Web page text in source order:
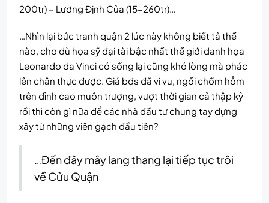
200tr) – Lương Định Của (15-260tr)…
…Nhìn lại bức tranh quận 2 lúc này không biết tả thế
nào, cho dù họa sỹ đại tài bậc nhất thế giới danh họa
Leonardo da Vinci có sống lại cũng khó lòng mà phác
lên chân thực được. Giá bđs đã vi vu, ngồi chồm hỗm
trên đỉnh cao muôn trượng, vượt thời gian cả thập kỷ
rồi thì còn gì nữa để các nhà đầu tư chung tay dựng
xây từ những viên gạch đầu tiên?
…Đến đây mây lang thang lại tiếp tục trôi
về Cửu Quận